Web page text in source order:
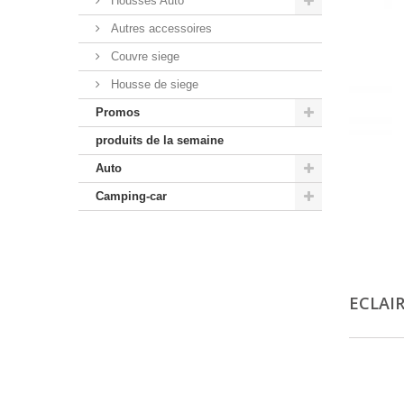
Autres accessoires
Couvre siege
Housse de siege
Promos
produits de la semaine
Auto
Camping-car